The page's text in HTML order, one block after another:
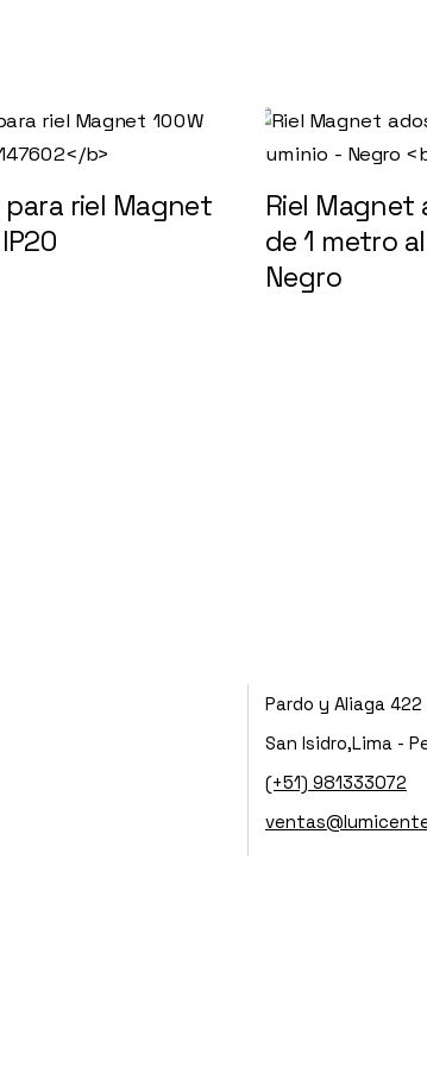
para riel Magnet
Riel Magnet
de 1 metro
Negro
Pardo y Aliaga 422
San Isidro,Lima -
(+51) 981333072